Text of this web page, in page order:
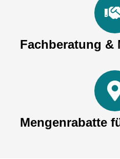
Fachberatung &
Mengenrabatte